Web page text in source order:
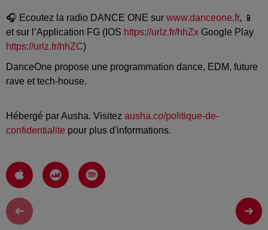
🎧 Ecoutez la radio DANCE ONE sur www.danceone.fr, 📱
et sur l’Application FG (IOS https://urlz.fr/hhZx Google Play
https://urlz.fr/hhZC)
DanceOne propose une programmation dance, EDM, future
rave et tech-house.
Hébergé par Ausha. Visitez ausha.co/politique-de-
confidentialite pour plus d'informations.